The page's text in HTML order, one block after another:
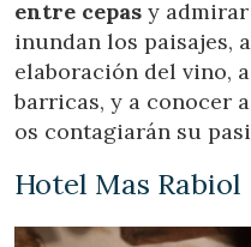
entre cepas y
inundan los paisajes,
elaboración del vino,
barricas, y a conocer
os contagiarán su
Hotel Mas Rabiol